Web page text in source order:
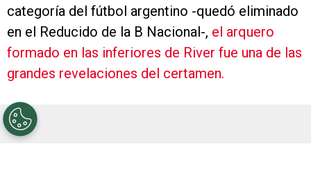
categoría del fútbol argentino -quedó eliminado
en el Reducido de la B Nacional-, el arquero
formado en las inferiores de River fue una de las
grandes revelaciones del certamen.